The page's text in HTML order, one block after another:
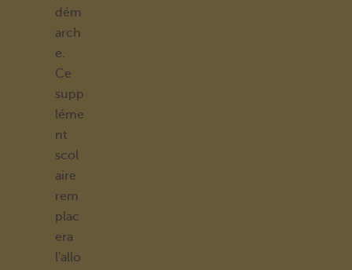
dém
arch
e.
Ce
supp
léme
nt
scol
aire
rem
plac
era
l'allo